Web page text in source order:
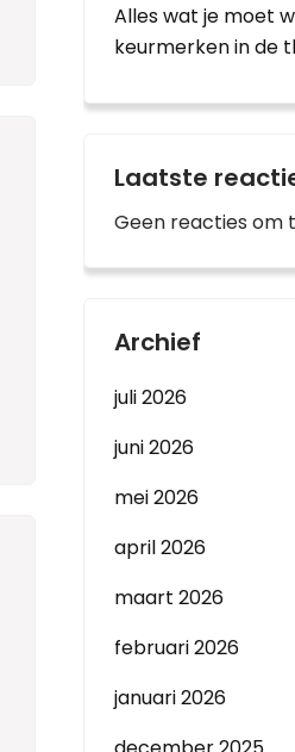
Alles wat je moet
keurmerken in de
Laatste
Geen reacties om
Archief
juli 2026
juni 2026
mei 2026
april 2026
maart 2026
februari 2026
januari 2026